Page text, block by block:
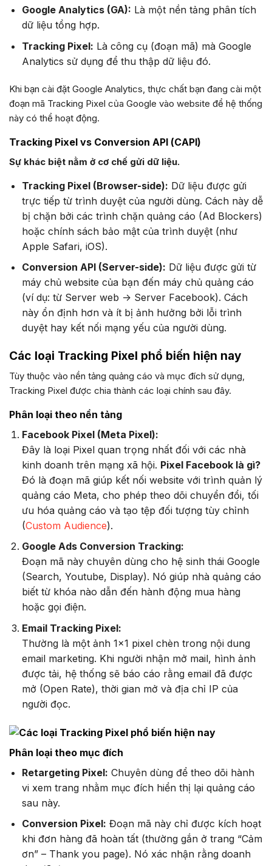
Google Analytics (GA): Là một nền tảng phân tích
dữ liệu tổng hợp.
Tracking Pixel: Là công cụ (đoạn mã) mà Google
Analytics sử dụng để thu thập dữ liệu đó.
Khi bạn cài đặt Google Analytics, thực chất bạn đang cài một
đoạn mã Tracking Pixel của Google vào website để hệ thống
này có thể hoạt động.
Tracking Pixel vs Conversion API (CAPI)
Sự khác biệt nằm ở cơ chế gửi dữ liệu.
Tracking Pixel (Browser-side): Dữ liệu được gửi
trực tiếp từ trình duyệt của người dùng. Cách này dễ
bị chặn bởi các trình chặn quảng cáo (Ad Blockers)
hoặc chính sách bảo mật của trình duyệt (như
Apple Safari, iOS).
Conversion API (Server-side): Dữ liệu được gửi từ
máy chủ website của bạn đến máy chủ quảng cáo
(ví dụ: từ Server web -> Server Facebook). Cách
này ổn định hơn và ít bị ảnh hưởng bởi lỗi trình
duyệt hay kết nối mạng yếu của người dùng.
Các loại Tracking Pixel phổ biến hiện nay
Tùy thuộc vào nền tảng quảng cáo và mục đích sử dụng,
Tracking Pixel được chia thành các loại chính sau đây.
Phân loại theo nền tảng
Facebook Pixel (Meta Pixel):
Đây là loại Pixel quan trọng nhất đối với các nhà
kinh doanh trên mạng xã hội. Pixel Facebook là gì?
Đó là đoạn mã giúp kết nối website với trình quản lý
quảng cáo Meta, cho phép theo dõi chuyển đổi, tối
ưu hóa quảng cáo và tạo tệp đối tượng tùy chỉnh
(Custom Audience).
Google Ads Conversion Tracking:
Đoạn mã này chuyên dùng cho hệ sinh thái Google
(Search, Youtube, Display). Nó giúp nhà quảng cáo
biết từ khóa nào dẫn đến hành động mua hàng
hoặc gọi điện.
Email Tracking Pixel:
Thường là một ảnh 1×1 pixel chèn trong nội dung
email marketing. Khi người nhận mở mail, hình ảnh
được tải, hệ thống sẽ báo cáo rằng email đã được
mở (Open Rate), thời gian mở và địa chỉ IP của
người đọc.
Phân loại theo mục đích
Retargeting Pixel: Chuyên dùng để theo dõi hành
vi xem trang nhằm mục đích hiển thị lại quảng cáo
sau này.
Conversion Pixel: Đoạn mã này chỉ được kích hoạt
khi đơn hàng đã hoàn tất (thường gắn ở trang “Cảm
ơn” – Thank you page). Nó xác nhận rằng doanh